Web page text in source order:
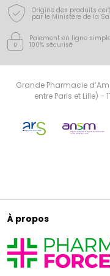
Origine des produits
par le Ministère de la
Paiement en ligne
100% sécurisé
Grande Pharmacie
entre Paris et Lille) -
À propos